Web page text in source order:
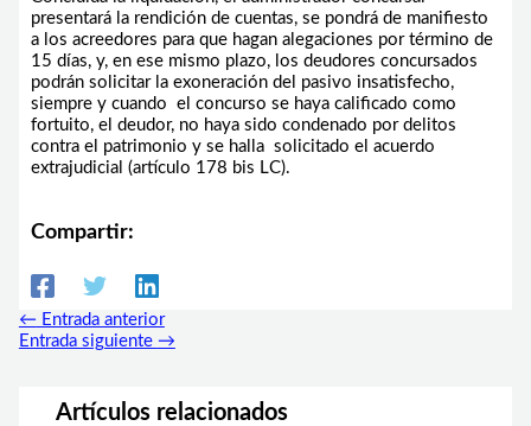
presentará la rendición de cuentas, se pondrá de manifiesto
a los acreedores para que hagan alegaciones por término de
15 días, y, en ese mismo plazo, los deudores concursados
podrán solicitar la exoneración del pasivo insatisfecho,
siempre y cuando el concurso se haya calificado como
fortuito, el deudor, no haya sido condenado por delitos
contra el patrimonio y se halla solicitado el acuerdo
extrajudicial (artículo 178 bis LC).
Compartir:
← Entrada anterior
Entrada siguiente →
Artículos relacionados